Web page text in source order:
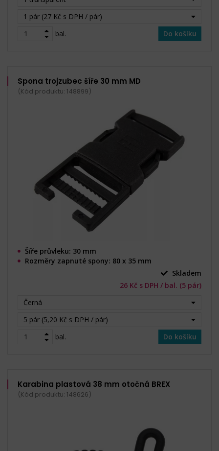
1 pár (27 Kč s DPH / pár)
bal.
Do košíku
Spona trojzubec šíře 30 mm MD
(Kód produktu: 148899)
Šíře průvleku: 30 mm
Rozměry zapnuté spony: 80 x 35 mm
Skladem
26 Kč s DPH / bal. (5 pár)
Černá
5 pár (5,20 Kč s DPH / pár)
bal.
Do košíku
Karabina plastová 38 mm otočná BREX
(Kód produktu: 148626)